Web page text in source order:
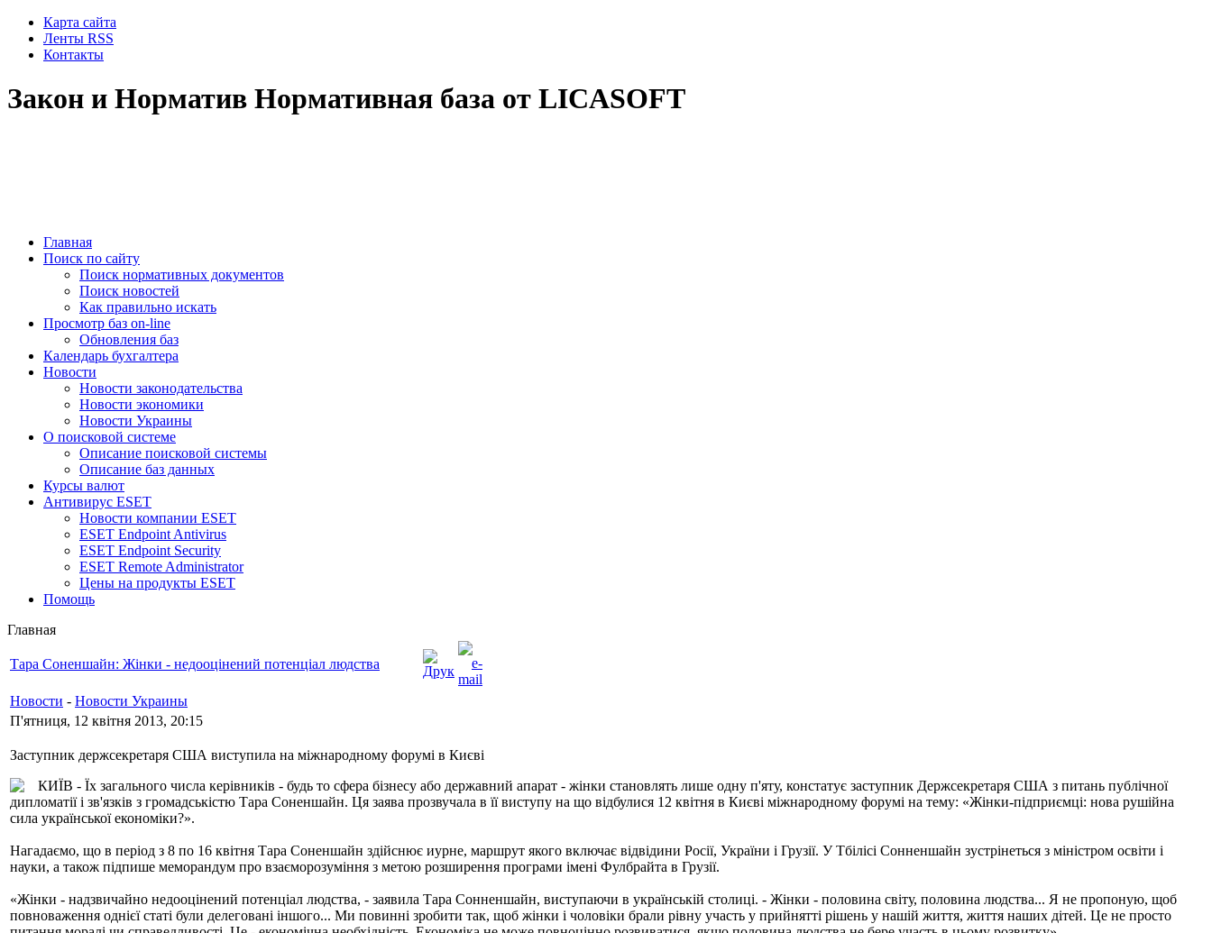
Карта сайта
Ленты RSS
Контакты
Закон и Норматив Нормативная база от LICASOFT
Главная
Поиск по сайту
Поиск нормативных документов
Поиск новостей
Как правильно искать
Просмотр баз on-line
Обновления баз
Календарь бухгалтера
Новости
Новости законодательства
Новости экономики
Новости Украины
О поисковой системе
Описание поисковой системы
Описание баз данных
Курсы валют
Антивирус ESET
Новости компании ESET
ESET Endpoint Antivirus
ESET Endpoint Security
ESET Remote Administrator
Цены на продукты ESET
Помощь
Главная
Тара Соненшайн: Жінки - недооцінений потенціал людства
Новости - Новости Украины
П'ятниця, 12 квітня 2013, 20:15
Заступник держсекретаря США виступила на міжнародному форумі в Києві
КИЇВ - Їх загального числа керівників - будь то сфера бізнесу або державний апарат - жінки становлять лише одну п'яту, констатує заступник Держсекретаря США з питань публічної
дипломатії і зв'язків з громадськістю Тара Соненшайн. Ця заява прозвучала в її виступу на що відбулися 12 квітня в Києві міжнародному форумі на тему: «Жінки-підприємці: нова рушійна
сила української економіки?».
Нагадаємо, що в період з 8 по 16 квітня Тара Соненшайн здійснює иурне, маршрут якого включає відвідини Росії, України і Грузії. У Тбілісі Сонненшайн зустрінеться з міністром освіти і
науки, а також підпише меморандум про взаєморозуміння з метою розширення програми імені Фулбрайта в Грузії.
«Жінки - надзвичайно недооцінений потенціал людства, - заявила Тара Сонненшайн, виступаючи в українській столиці. - Жінки - половина світу, половина людства... Я не пропоную, щоб
повноваження однієї статі були делеговані іншого... Ми повинні зробити так, щоб жінки і чоловіки брали рівну участь у прийнятті рішень у нашій життя, життя наших дітей. Це не просто